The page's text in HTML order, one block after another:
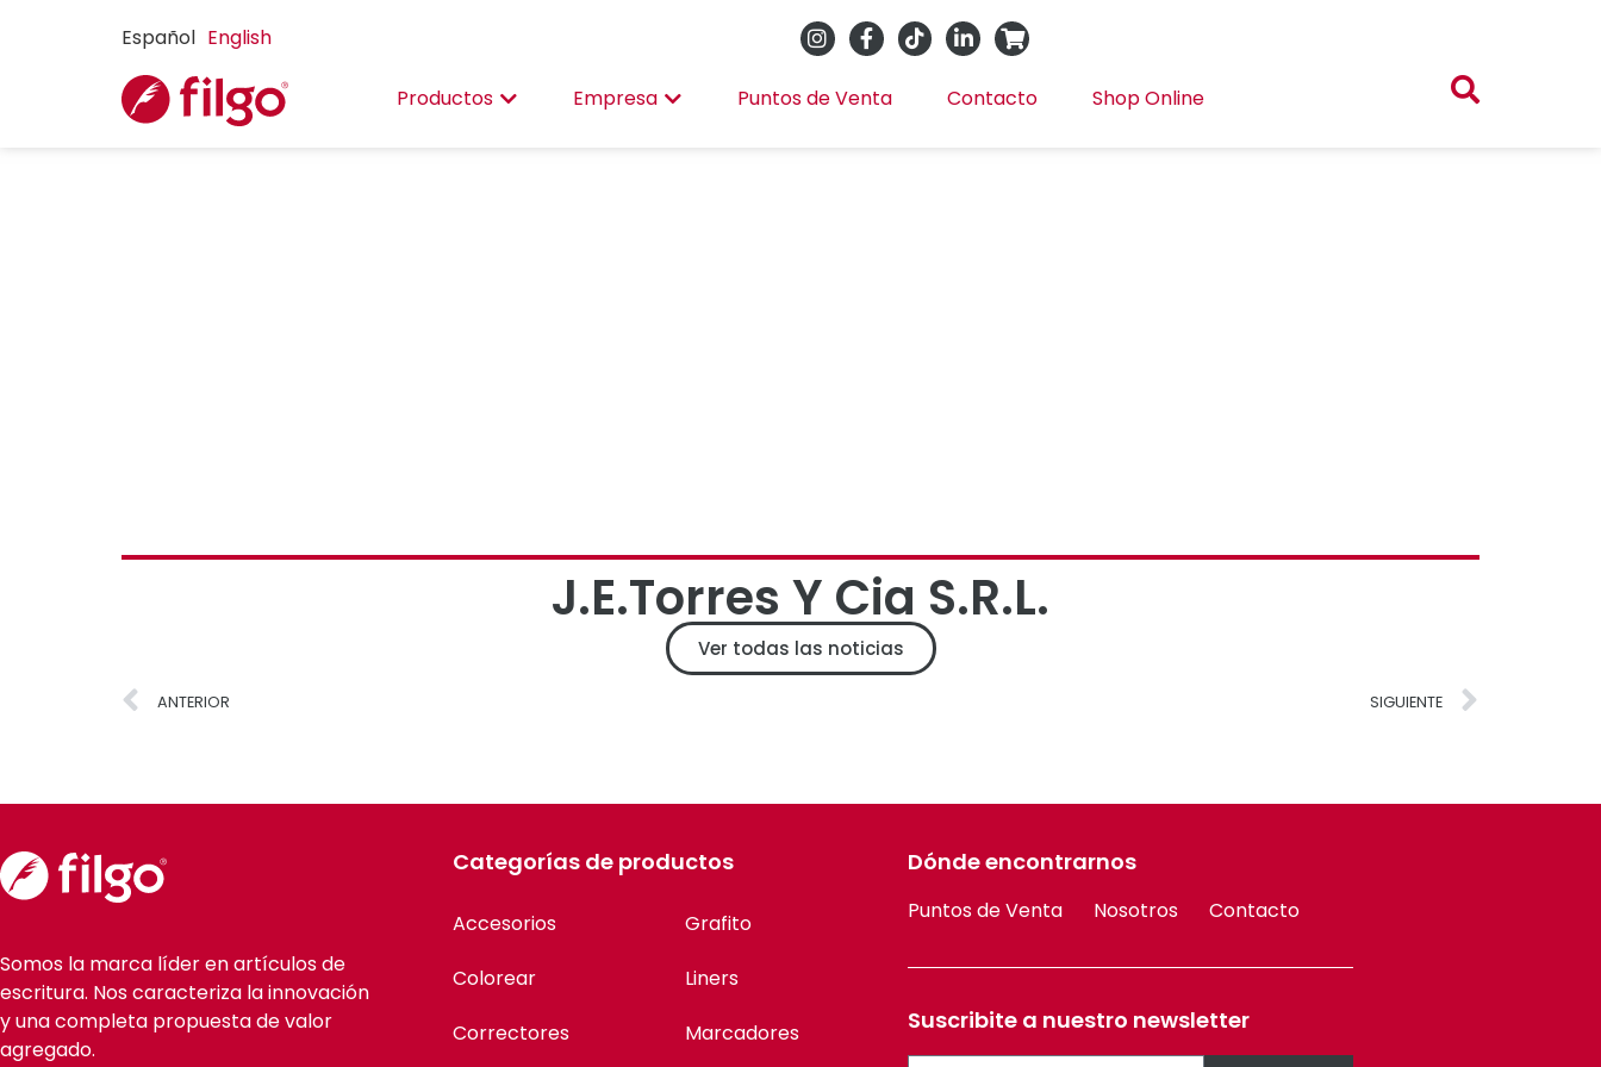
Español English
Productos Empresa Puntos de Venta Contacto Shop Online
J.E.Torres Y Cia S.R.L.
Ver todas las noticias
ANTERIOR SIGUIENTE
Somos la marca líder en artículos de
escritura. Nos caracteriza la innovación
y una completa propuesta de valor
agregado.
Categorías de productos
Accesorios
Colorear
Correctores
Grafito
Liners
Marcadores
Dónde encontrarnos
Puntos de Venta Nosotros Contacto
Suscribite a nuestro newsletter